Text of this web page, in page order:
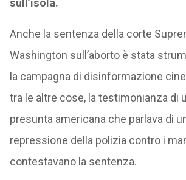
Anche la sentenza della corte
Washington sull’aborto è stata
la campagna di disinformazione
tra le altre cose, la testimonianza di
presunta americana che parlava di
repressione della polizia contro i
contestavano la sentenza.